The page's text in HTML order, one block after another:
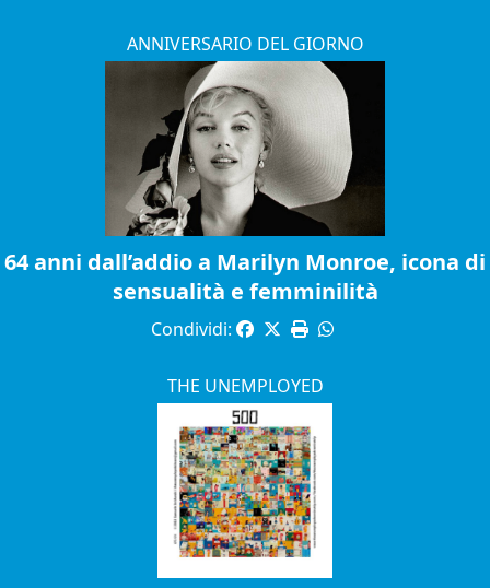
ANNIVERSARIO DEL GIORNO
64 anni dall’addio a Marilyn Monroe, icona di
sensualità e femminilità
Condividi:
THE UNEMPLOYED